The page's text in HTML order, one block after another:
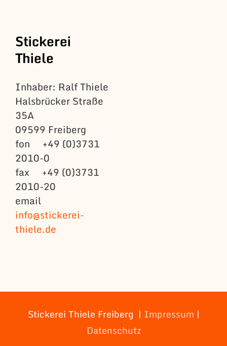
Stickerei
Thiele
Inhaber: Ralf Thiele
Halsbrücker Straße
35A
09599 Freiberg
fon +49 (0)3731
2010-0
fax +49 (0)3731
2010-20
email
info@stickerei-
thiele.de
Stickerei Thiele Freiberg | Impressum |
Datenschutz